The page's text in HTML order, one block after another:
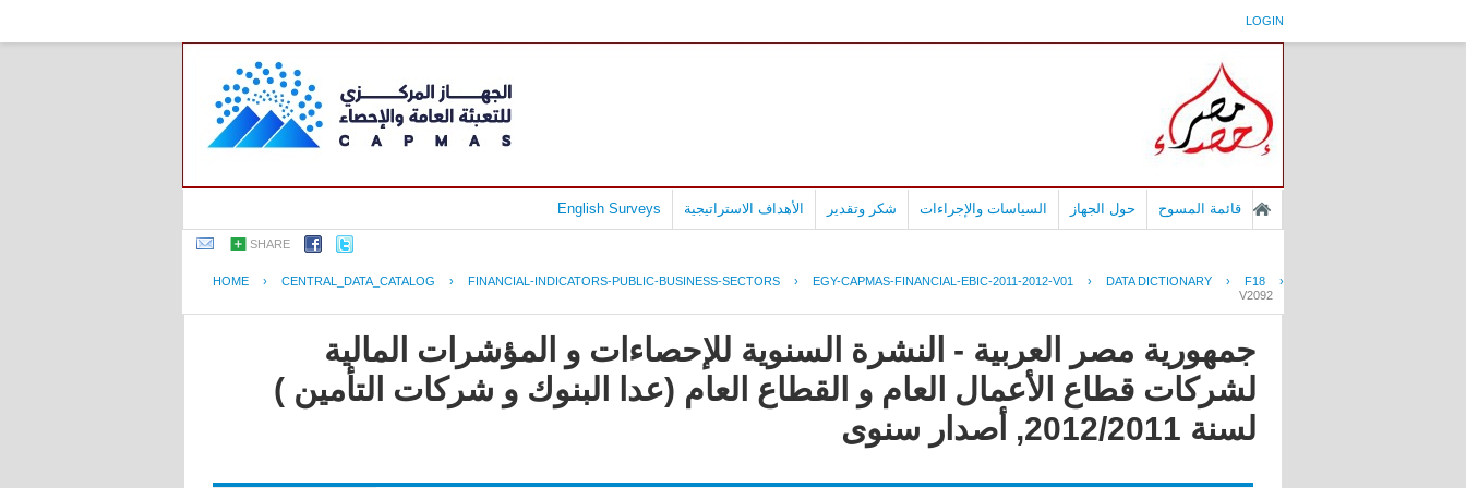
LOGIN
قائمة المسوح حول الجهاز السياسات والإجراءات شكر وتقدير الأهداف الاستراتيجية English Surveys
SHARE
HOME › CENTRAL_DATA_CATALOG › FINANCIAL-INDICATORS-PUBLIC-BUSINESS-SECTORS › EGY-CAPMAS-FINANCIAL-EBIC-2011-2012-V01 › DATA DICTIONARY › F18
›
V2092
جمهورية مصر العربية - النشرة السنوية للإحصاءات و المؤشرات المالية
لشركات قطاع الأعمال العام و القطاع العام (عدا البنوك و شركات التأمين )
لسنة 2012/2011, أصدار سنوى